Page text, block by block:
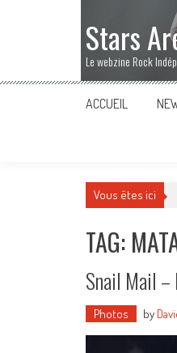
Stars
Le webzine Rock
ACCUEIL
Vous êtes ici
TAG:
Snail Mail –
Photos by